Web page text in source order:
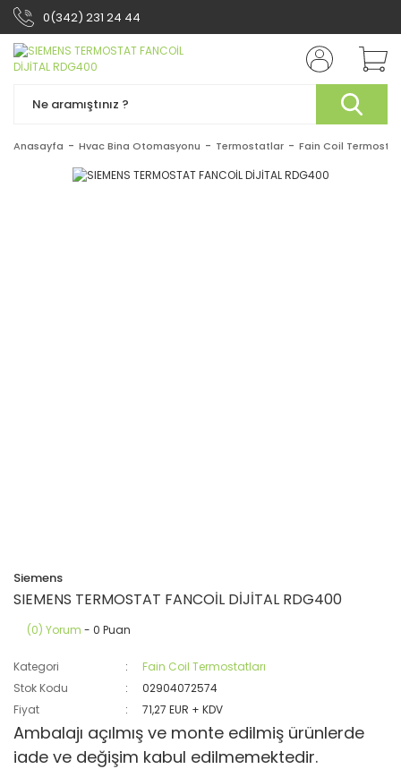
0(342) 231 24 44
Anasayfa Hvac Bina Otomasyonu Termostatlar Fain Coil
Siemens
SIEMENS TERMOSTAT FANCOİL DİJİTAL RDG400
(0) Yorum - 0 Puan
Kategori
Fain Coil Termostatları
Stok Kodu
02904072574
Fiyat
71,27 EUR + KDV
Ambalajı açılmış ve monte edilmiş ürünlerde
iade ve değişim kabul edilmemektedir.